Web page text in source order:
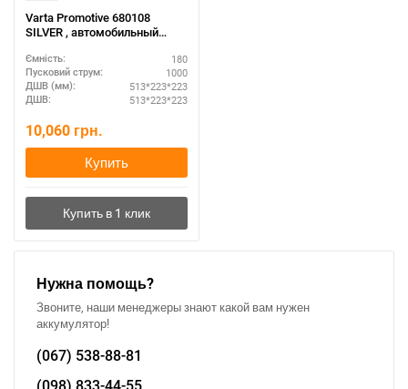
Varta Promotive 680108
SILVER , автомобильный
Промотив , емкость - 180
Ампер/часов, размер: 513 Х
223 Х 223 , пуск. Ток: 1000
Ампер.
Ємність: 180
Пусковий струм: 1000
ДШВ (мм): 513*223*223
ДШВ: 513*223*223
10,060 грн.
Купить
Нужна помощь?
Звоните, наши менеджеры знают какой вам нужен
аккумулятор!
(067) 538-88-81